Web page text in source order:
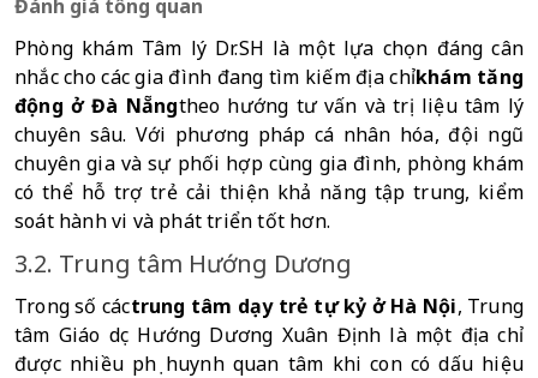
Đánh giá tổng quan
Phòng khám Tâm lý Dr.SH là một lựa chọn đáng cân
nhắc cho các gia đình đang tìm kiếm địa chỉkhám tăng
động ở Đà Nẵngtheo hướng tư vấn và trị liệu tâm lý
chuyên sâu. Với phương pháp cá nhân hóa, đội ngũ
chuyên gia và sự phối hợp cùng gia đình, phòng khám
có thể hỗ trợ trẻ cải thiện khả năng tập trung, kiểm
soát hành vi và phát triển tốt hơn.
3.2. Trung tâm Hướng Dương
Trong số cáctrung tâm dạy trẻ tự kỷ ở Hà Nội, Trung
tâm Giáo dục Hướng Dương Xuân Định là một địa chỉ
được nhiều phụ huynh quan tâm khi con có dấu hiệu